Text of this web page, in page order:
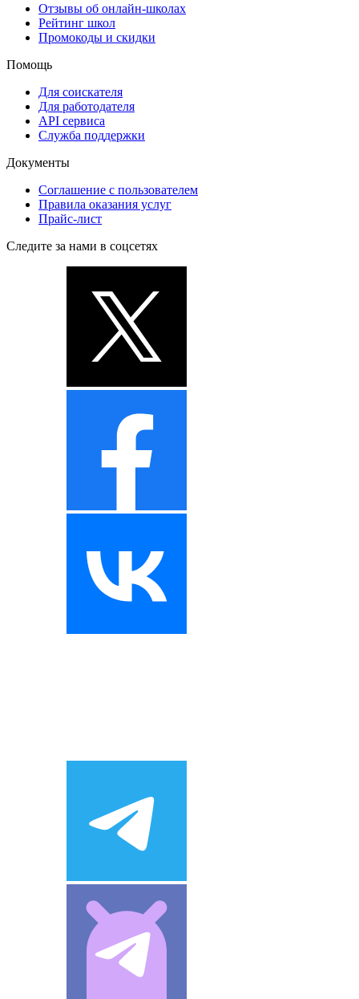
Отзывы об онлайн-школах
Рейтинг школ
Промокоды и скидки
Помощь
Для соискателя
Для работодателя
API сервиса
Служба поддержки
Документы
Соглашение с пользователем
Правила оказания услуг
Прайс-лист
Следите за нами в соцсетях